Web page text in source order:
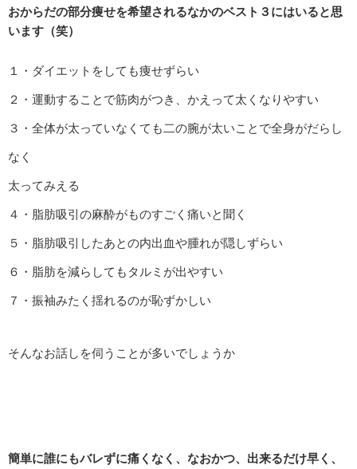
おからだの部分痩せを希望されるなかのベスト３にはいると思
います（笑）
１・ダイエットをしても痩せずらい
２・運動することで筋肉がつき、かえって太くなりやすい
３・全体が太っていなくても二の腕が太いことで全身がだらし
なく
太ってみえる
４・脂肪吸引の麻酔がものすごく痛いと聞く
５・脂肪吸引したあとの内出血や腫れが隠しずらい
６・脂肪を減らしてもタルミが出やすい
７・振袖みたく揺れるのが恥ずかしい
そんなお話しを伺うことが多いでしょうか
簡単に誰にもバレずに痛くなく、なおかつ、出来るだけ早く、